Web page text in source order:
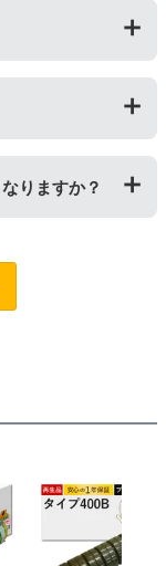
数が異なってい
分離してから新
なエコッテオリ
ーをご投稿いただ
。
いいたします。
ができません。
ください。な
合わせくださ
りますか？
すので、ご購入